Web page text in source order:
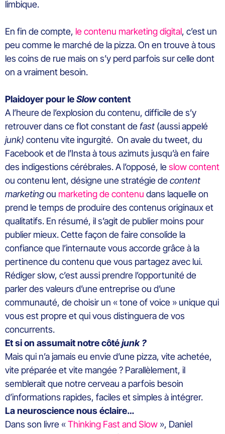
limbique.
En fin de compte, le contenu marketing digital, c’est un
peu comme le marché de la pizza. On en trouve à tous
les coins de rue mais on s’y perd parfois sur celle dont
on a vraiment besoin.
Plaidoyer pour leSlowcontent
A l’heure de l’explosion du contenu, difficile de s’y
retrouver dans ce flot constant defast (aussi appelé
junk) contenu vite ingurgité. On avale du tweet, du
Facebook et de l’Insta à tous azimuts jusqu’à en faire
des indigestions cérébrales. A l’opposé, leslow content
ou contenu lent, désigne une stratégie decontent
marketingou marketing de contenu dans laquelle on
prend le temps de produire des contenus originaux et
qualitatifs. En résumé, il s’agit de publier moins pour
publier mieux. Cette façon de faire consolide la
confiance que l’internaute vous accorde grâce à la
pertinence du contenu que vous partagez avec lui.
Rédiger slow, c’est aussi prendre l’opportunité de
parler des valeurs d’une entreprise ou d’une
communauté, de choisir un « tone of voice » unique qui
vous est propre et qui vous distinguera de vos
concurrents.
Et si on assumait notre côtéjunk ?
Mais qui n’a jamais eu envie d’une pizza, vite achetée,
vite préparée et vite mangée ? Parallèlement, il
semblerait que notre cerveau a parfois besoin
d’informations rapides, faciles et simples à intégrer.
La neuroscience nous éclaire…
Dans son livre «Thinking Fast and Slow », Daniel